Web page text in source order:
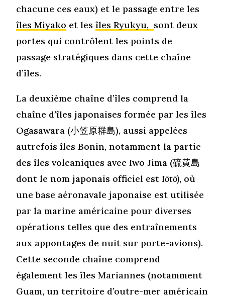
chacune ces eaux) et le passage entre les
îles Miyako et lesîles Ryukyu, sont deux
portes qui contrôlent les points de
passage stratégiques dans cette chaîne
d’îles.
La deuxième chaîne d’îles comprend la
chaîne d’îles japonaises formée par les îles
Ogasawara (小笠原群島), aussi appelées
autrefois îles Bonin, notamment la partie
des îles volcaniques avec Iwo Jima (硫黄島
dont le nom japonais officiel estIōtō), où
une base aéronavale japonaise est utilisée
par la marine américaine pour diverses
opérations telles que des entraînements
aux appontages de nuit sur porte-avions).
Cette seconde chaîne comprend
également les îles Mariannes (notamment
Guam, un territoire d’outre-mer américain